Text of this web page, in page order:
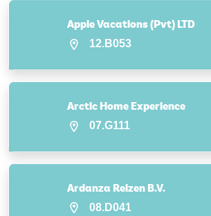
Apple Vacations (Pvt) LTD
12.B053
Arctic Home Experience
07.G111
Ardanza Reizen B.V.
08.D041